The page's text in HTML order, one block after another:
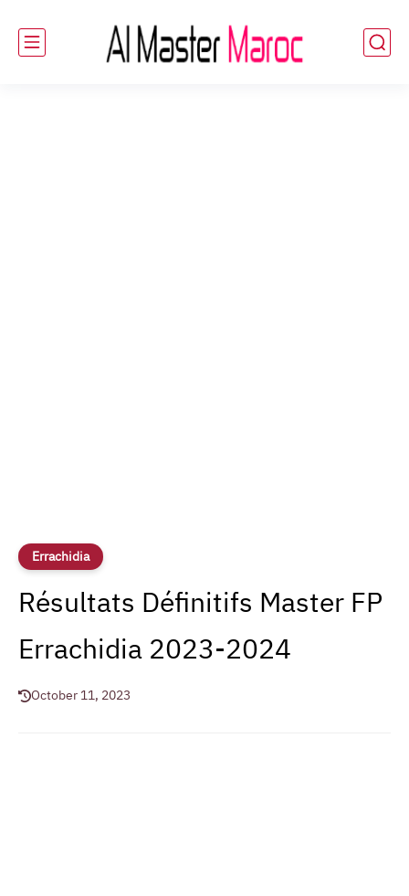
Errachidia
Résultats Définitifs Master FP
Errachidia 2023-2024
October 11, 2023